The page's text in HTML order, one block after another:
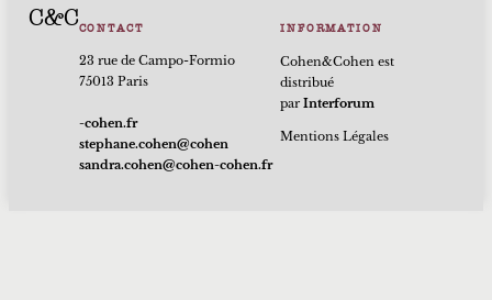
C&CCONTACT
23 rue de Campo-Formio
75013 Paris
rf.nehoc-
nehoc@nehoc.enahpets
rf.nehoc-nehoc@nehoc.ardnas
INFORMATION
Cohen&Cohen est
distribué
parInterforum
Mentions Légales